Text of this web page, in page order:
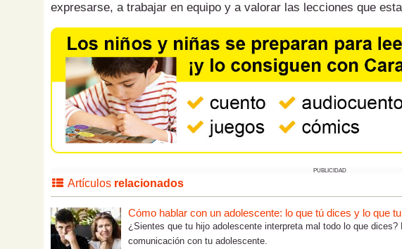
expresarse, a trabajar en equipo y a valorar las lecciones que
PUBLICIDAD
Artículos relacionados
Cómo hablar con un adolescente: lo que tú dices y lo que
¿Sientes que tu hijo adolescente interpreta mal todo lo que
comunicación con tu adolescente.